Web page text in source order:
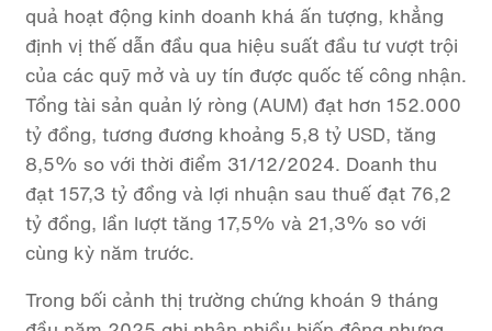
quả hoạt động kinh doanh khá ấn tượng, khẳng
định vị thế dẫn đầu qua hiệu suất đầu tư vượt trội
của các quỹ mở và uy tín được quốc tế công nhận.
Tổng tài sản quản lý ròng (AUM) đạt hơn 152.000
tỷ đồng, tương đương khoảng 5,8 tỷ USD, tăng
8,5% so với thời điểm 31/12/2024. Doanh thu
đạt 157,3 tỷ đồng và lợi nhuận sau thuế đạt 76,2
tỷ đồng, lần lượt tăng 17,5% và 21,3% so với
cùng kỳ năm trước.
Trong bối cảnh thị trường chứng khoán 9 tháng